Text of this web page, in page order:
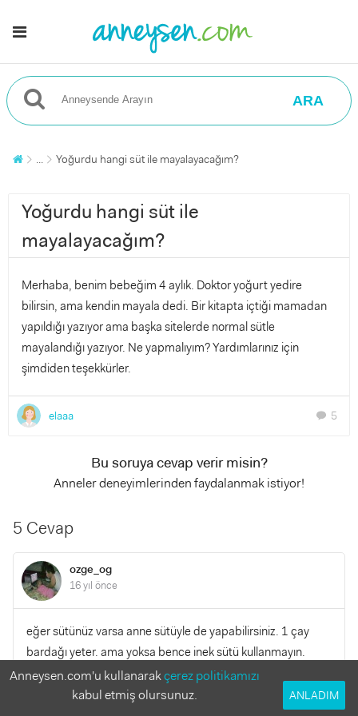
ARA
... Yoğurdu hangi süt ile mayalayacağım?
Yoğurdu hangi süt ile
mayalayacağım?
Merhaba, benim bebeğim 4 aylık. Doktor yoğurt yedire
bilirsin, ama kendin mayala dedi. Bir kitapta içtiği mamadan
yapıldığı yazıyor ama başka sitelerde normal sütle
mayalandığı yazıyor. Ne yapmalıyım? Yardımlarınız için
şimdiden teşekkürler.
elaaa chat 5
Bu soruya cevap verir misin?
Anneler deneyimlerinden faydalanmak istiyor!
5 Cevap
ozge_og
16 yıl önce
eğer sütünüz varsa anne sütüyle de yapabilirsiniz. 1 çay
bardağı yeter. ama yoksa bence inek sütü kullanmayın.
devam sütleriyle yapın.
Anneysen.com'u kullanarakçerez politikamızı
kabul etmiş olursunuz.
ANLADIM